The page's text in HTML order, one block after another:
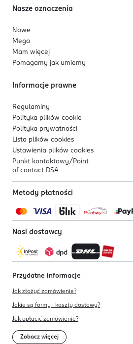
Nasze oznaczenia
Nowe
Mega
Mam więcej
Pomagamy jak umiemy
Informacje prawne
Regulaminy
Polityka plików cookie
Polityka prywatności
Lista plików cookies
Ustawienia plików cookies
Punkt kontaktowy/ Point
of contact DSA
Metody płatności
Nasi dostawcy
Przydatne informacje
Jak złożyć zamówienie?
Jakie są formy i koszty dostawy?
Jak opłacić zamówienie?
Zobacz więcej